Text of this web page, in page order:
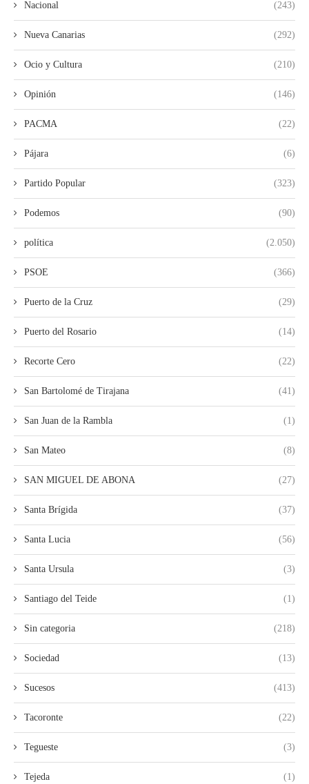
Nacional (243)
Nueva Canarias (292)
Ocio y Cultura (210)
Opinión (146)
PACMA (22)
Pájara (6)
Partido Popular (323)
Podemos (90)
política (2.050)
PSOE (366)
Puerto de la Cruz (29)
Puerto del Rosario (14)
Recorte Cero (22)
San Bartolomé de Tirajana (41)
San Juan de la Rambla (1)
San Mateo (8)
SAN MIGUEL DE ABONA (27)
Santa Brígida (37)
Santa Lucia (56)
Santa Ursula (3)
Santiago del Teide (1)
Sin categoria (218)
Sociedad (13)
Sucesos (413)
Tacoronte (22)
Tegueste (3)
Tejeda (1)